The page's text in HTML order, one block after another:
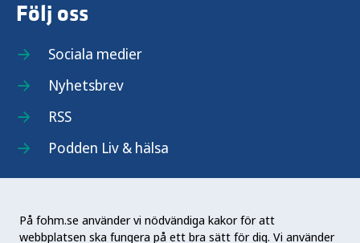
På fohm.se använder vi nödvändiga kakor för att
webbplatsen ska fungera på ett bra sätt för dig. Vi använder
Följ oss
Sociala medier
Nyhetsbrev
RSS
Podden Liv & hälsa